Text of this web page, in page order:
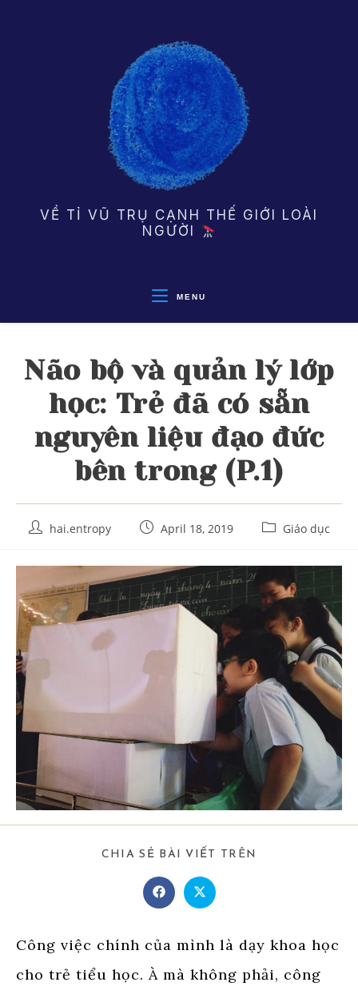
VỀ TỈ VŨ TRỤ CẠNH THẾ GIỚI LOÀI
NGƯỜI
MENU
Não bộ và quản lý lớp
học: Trẻ đã có sẵn
nguyên liệu đạo đức
bên trong (P.1)
Post hai.entropy
PostApril 18, 2019
Post Giáo dục
CHIA SẺ BÀI VIẾT TRÊN
Opens
in
window
Opens
in
window
Công việc chính của mình là dạy khoa học
cho trẻ tiểu học. À mà không phải, công